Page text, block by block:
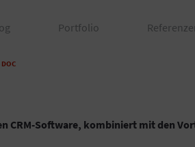
Portfolio
DOC
CRM-Software, kombiniert mit den